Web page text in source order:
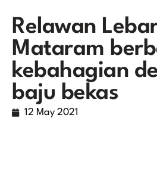
Relawan
Mataram
kebahagian
baju bekas
12 May 2021